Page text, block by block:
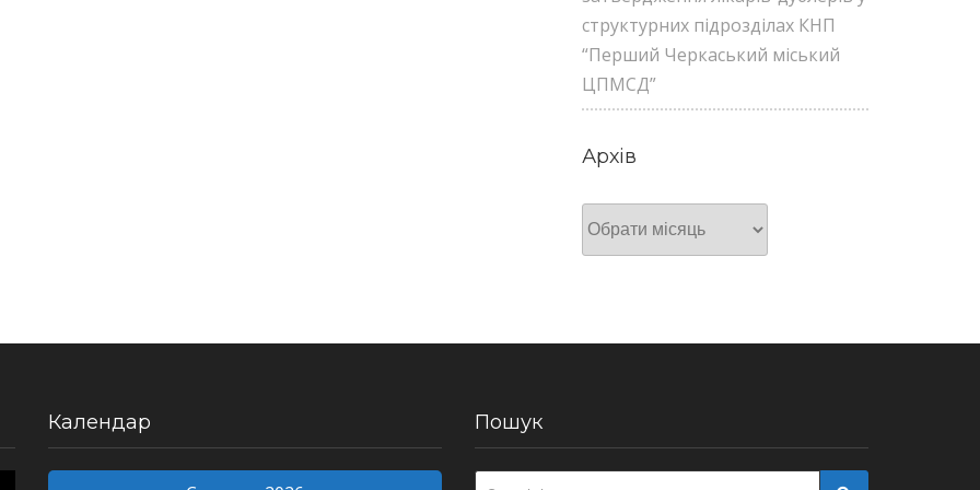
структурних підрозділах КНП
“Перший Черкаський міський
ЦПМСД”
Архів
Архів
Календар Пошук